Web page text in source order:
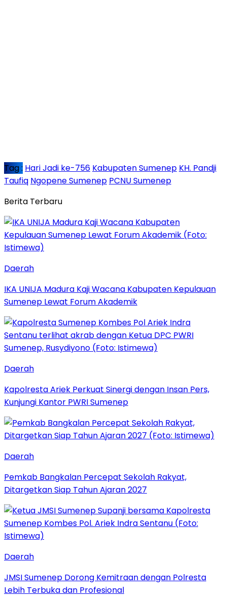
Tag : Hari Jadi ke-756 Kabupaten Sumenep KH. Pandji
Taufiq Ngopene Sumenep PCNU Sumenep
Berita Terbaru
Daerah
IKA UNIJA Madura Kaji Wacana Kabupaten Kepulauan
Sumenep Lewat Forum Akademik
Daerah
Kapolresta Ariek Perkuat Sinergi dengan Insan Pers,
Kunjungi Kantor PWRI Sumenep
Daerah
Pemkab Bangkalan Percepat Sekolah Rakyat,
Ditargetkan Siap Tahun Ajaran 2027
Daerah
JMSI Sumenep Dorong Kemitraan dengan Polresta
Lebih Terbuka dan Profesional